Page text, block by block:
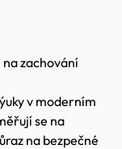
na zachování
v moderním
se na
na bezpečné